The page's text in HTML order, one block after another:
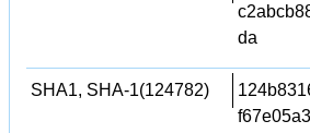
da
SHA1, SHA-1(124782)